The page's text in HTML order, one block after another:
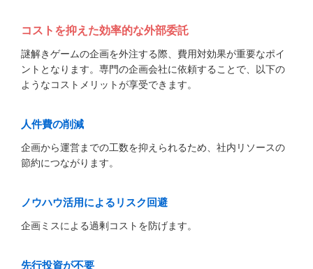
コストを抑えた効率的な外部委託
謎解きゲームの企画を外注する際、費用対効果が重要なポイ
ントとなります。専門の企画会社に依頼することで、以下の
ようなコストメリットが享受できます。
人件費の削減
企画から運営までの工数を抑えられるため、社内リソースの
節約につながります。
ノウハウ活用によるリスク回避
企画ミスによる過剰コストを防げます。
先行投資が不要